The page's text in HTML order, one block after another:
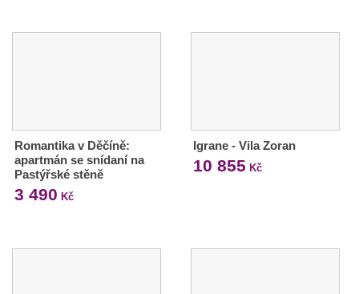
Romantika v Děčíně:
apartmán se snídaní na
Pastýřské stěně
3 490 Kč
Igrane - Vila Zoran
10 855 Kč